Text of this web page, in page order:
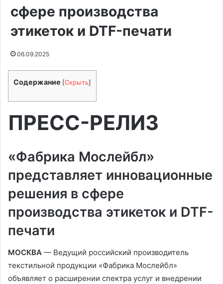
сфере производства
этикеток и DTF-печати
06.09.2025
Содержание [Скрыть]
ПРЕСС-РЕЛИЗ
«Фабрика Мослейбл»
представляет инновационные
решения в сфере
производства этикеток и DTF-
печати
МОСКВА — Ведущий российский производитель
текстильной продукции «Фабрика Мослейбл»
объявляет о расширении спектра услуг и внедрении